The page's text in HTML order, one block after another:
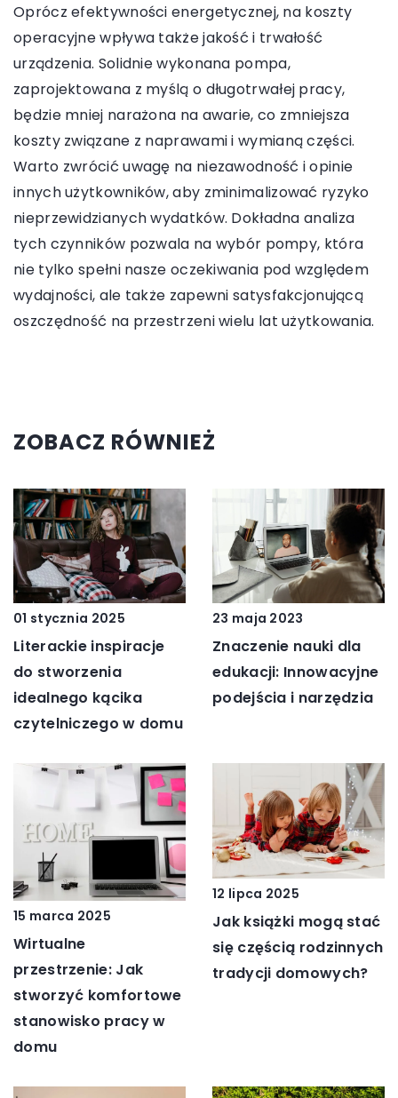
Oprócz efektywności energetycznej, na koszty
operacyjne wpływa także jakość i trwałość
urządzenia. Solidnie wykonana pompa,
zaprojektowana z myślą o długotrwałej pracy,
będzie mniej narażona na awarie, co zmniejsza
koszty związane z naprawami i wymianą części.
Warto zwrócić uwagę na niezawodność i opinie
innych użytkowników, aby zminimalizować ryzyko
nieprzewidzianych wydatków. Dokładna analiza
tych czynników pozwala na wybór pompy, która
nie tylko spełni nasze oczekiwania pod względem
wydajności, ale także zapewni satysfakcjonującą
oszczędność na przestrzeni wielu lat użytkowania.
ZOBACZ RÓWNIEŻ
01 stycznia 2025
Literackie inspiracje
do stworzenia
idealnego kącika
czytelniczego w domu
23 maja 2023
Znaczenie nauki dla
edukacji: Innowacyjne
podejścia i narzędzia
15 marca 2025
Wirtualne
przestrzenie: Jak
stworzyć komfortowe
stanowisko pracy w
domu
12 lipca 2025
Jak książki mogą stać
się częścią rodzinnych
tradycji domowych?